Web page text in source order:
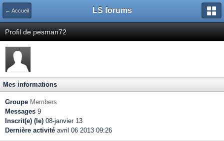
← Accueil LS forums
Profil de pesman72
Mes informations
Groupe Members
Messages 9
Inscrit(e) (le) 08-janvier 13
Dernière activité avril 06 2013 09:26